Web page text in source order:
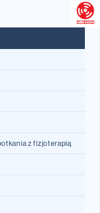
z fizjoterapią